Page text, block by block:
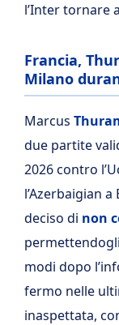
l’Inter tornare
Francia,
Milano
Marcus
due partite
2026 contro
l’Azerbaigian
deciso di non
modi dopo
fermo nelle
inaspettata,